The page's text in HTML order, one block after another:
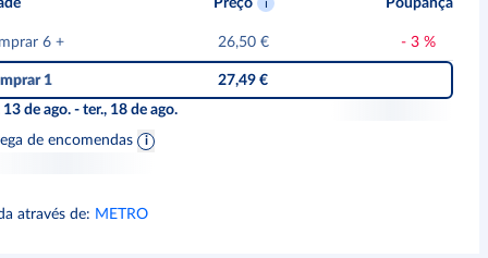
Preço Poupança
6 + 26,50 € - 3%
1
27,49 €
de ago. - ter., 18 de ago.
de encomendas
através de: METRO